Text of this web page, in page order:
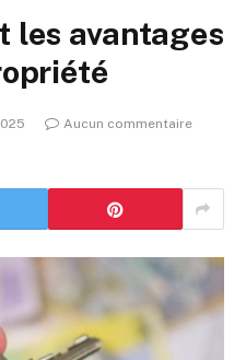
les avantages
Aucun commentaire